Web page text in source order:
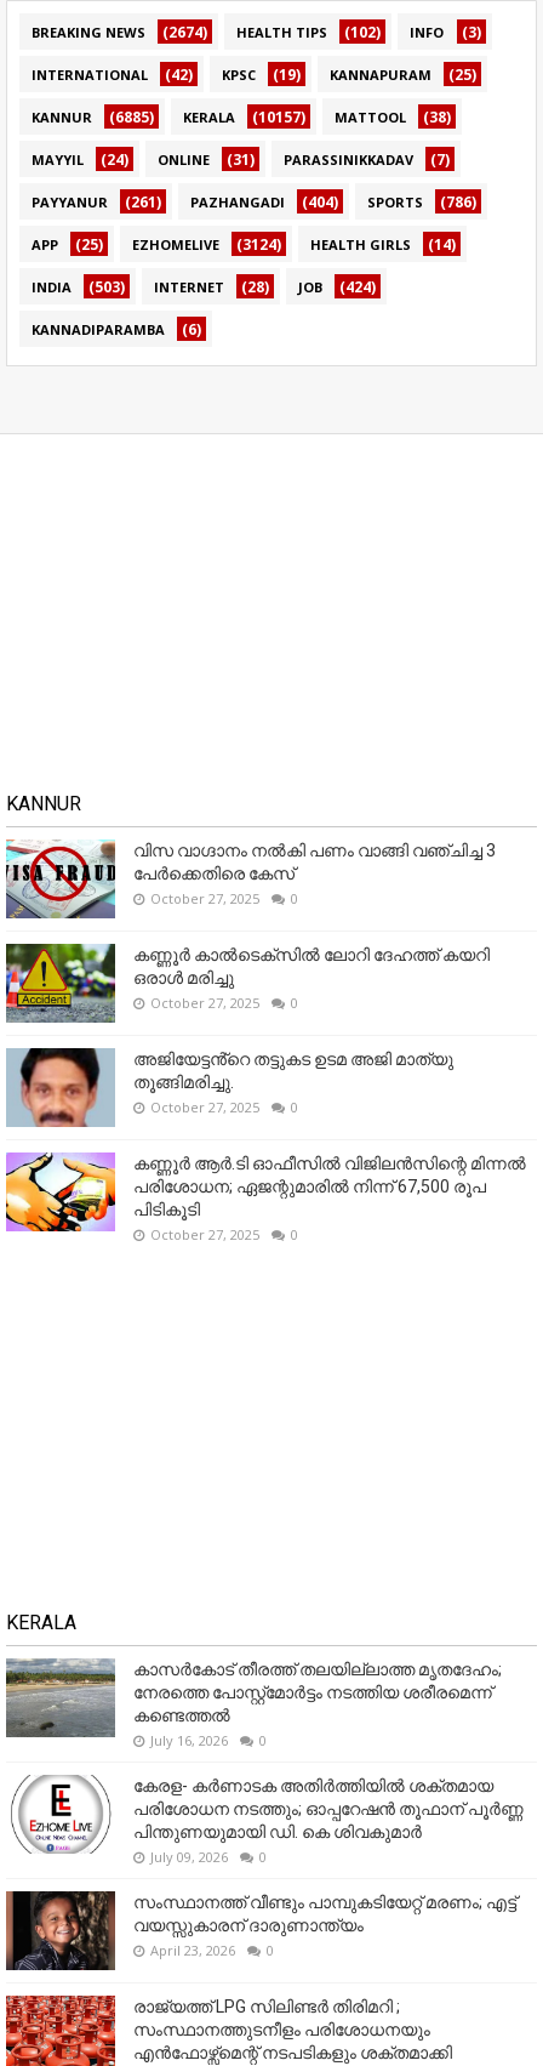
BREAKING NEWS (2674) HEALTH TIPS (102) INFO (3)
INTERNATIONAL (42) KPSC (19) KANNAPURAM (25)
KANNUR (6885) KERALA (10157) MATTOOL (38)
MAYYIL (24) ONLINE (31) PARASSINIKKADAV (7)
PAYYANUR (261) PAZHANGADI (404) SPORTS (786)
APP (25) EZHOMELIVE (3124) HEALTH GIRLS (14)
INDIA (503) INTERNET (28) JOB (424)
KANNADIPARAMBA (6)
KANNUR
വിസ വാഗ്ദാനം നൽകി പണം വാങ്ങി വഞ്ചിച്ച 3
പേർക്കെതിരെ കേസ്
October 27, 2025 0
കണ്ണൂര്‍ കാല്‍ടെക്‌സില്‍ ലോറി ദേഹത്ത് കയറി
ഒരാള്‍ മരിച്ചു
October 27, 2025 0
അജിയേട്ടൻ്റെ തട്ടുകട ഉടമ അജി മാത്യു
തൂങ്ങിമരിച്ചു.
October 27, 2025 0
കണ്ണൂര്‍ ആര്‍.ടി ഓഫീസില്‍ വിജിലൻസിന്റെ മിന്നല്‍
പരിശോധന; ഏജന്റുമാരില്‍ നിന്ന് 67,500 രൂപ
പിടികൂടി
October 27, 2025 0
KERALA
കാസർകോട് തീരത്ത് തലയില്ലാത്ത മൃതദേഹം;
നേരത്തെ പോസ്റ്റ്‌മോർട്ടം നടത്തിയ ശരീരമെന്ന്
കണ്ടെത്തൽ
July 16, 2026 0
കേരള- കർണാടക അതിർത്തിയിൽ ശക്തമായ
പരിശോധന നടത്തും; ഓപ്പറേഷൻ തൂഫാന് പൂർണ്ണ
പിന്തുണയുമായി ഡി. കെ ശിവകുമാർ
July 09, 2026 0
സംസ്ഥാനത്ത് വീണ്ടും പാമ്പുകടിയേറ്റ് മരണം; എട്ട്
വയസ്സുകാരന് ദാരുണാന്ത്യം
April 23, 2026 0
രാജ്യത്ത് LPG സിലിണ്ടർ തിരിമറി ;
സംസ്ഥാനത്തുടനീളം പരിശോധനയും
എൻഫോഴ്സ്മെന്റ് നടപടികളും ശക്തമാക്കി